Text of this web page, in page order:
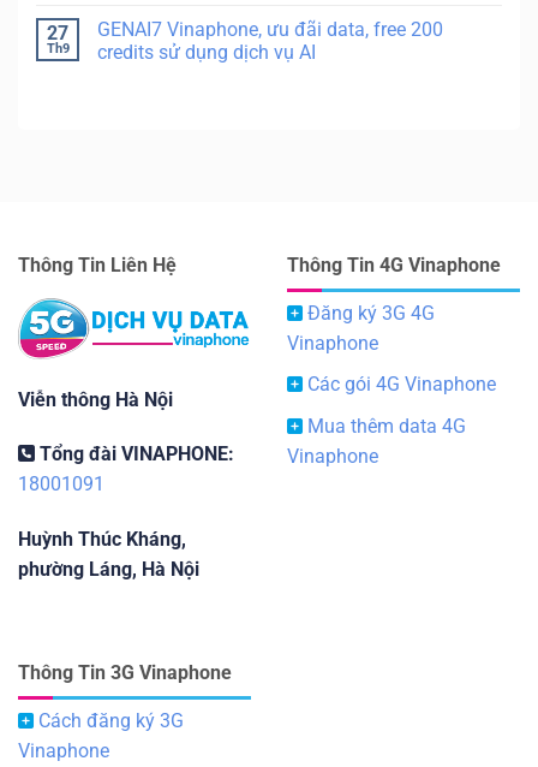
27
Th9
GENAI7 Vinaphone, ưu đãi data, free 200
credits sử dụng dịch vụ AI
Thông Tin Liên Hệ
Viễn thông Hà Nội
Tổng đài VINAPHONE:
18001091
Huỳnh Thúc Kháng,
phường Láng, Hà Nội
Thông Tin 4G Vinaphone
Đăng ký 3G 4G
Vinaphone
Các gói 4G Vinaphone
Mua thêm data 4G
Vinaphone
Thông Tin 3G Vinaphone
Cách đăng ký 3G
Vinaphone